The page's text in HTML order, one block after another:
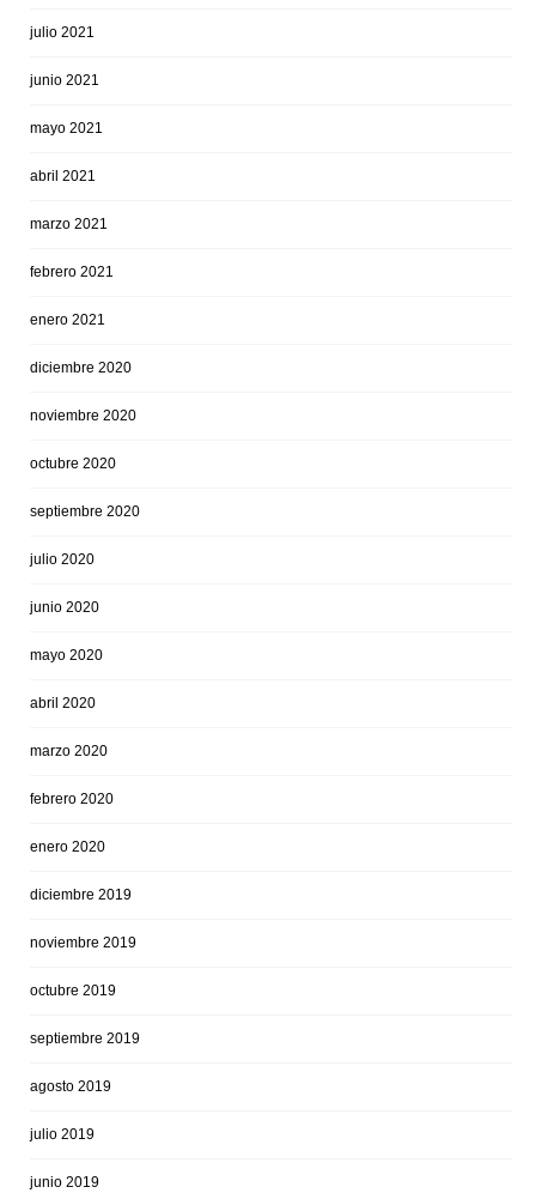
julio 2021
junio 2021
mayo 2021
abril 2021
marzo 2021
febrero 2021
enero 2021
diciembre 2020
noviembre 2020
octubre 2020
septiembre 2020
julio 2020
junio 2020
mayo 2020
abril 2020
marzo 2020
febrero 2020
enero 2020
diciembre 2019
noviembre 2019
octubre 2019
septiembre 2019
agosto 2019
julio 2019
junio 2019